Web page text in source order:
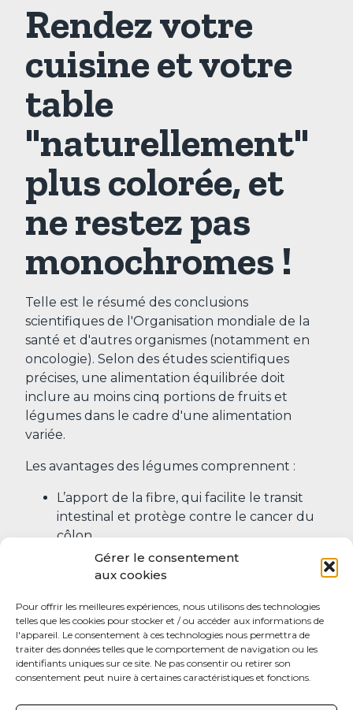
Gérer le consentement
aux cookies
Pour offrir les meilleures expériences, nous utilisons des technologies
telles que les cookies pour stocker et / ou accéder aux informations de
l'appareil. Le consentement à ces technologies nous permettra de
traiter des données telles que le comportement de navigation ou les
identifiants uniques sur ce site. Ne pas consentir ou retirer son
consentement peut nuire à certaines caractéristiques et fonctions.
Rendez votre
cuisine et votre
table
"naturellement"
plus colorée, et
ne restez pas
monochromes !
Telle est le résumé des conclusions
scientifiques de l'Organisation mondiale de la
santé et d'autres organismes (notamment en
oncologie). Selon des études scientifiques
précises, une alimentation équilibrée doit
inclure au moins cinq portions de fruits et
légumes dans le cadre d'une alimentation
variée.
Les avantages des légumes comprennent :
L’apport de la fibre, qui facilite le transit
intestinal et protège contre le cancer du
côlon
Une forte concentration en vitamines
antioxydantes (surtout chez les plantes
L'apport en minéraux tels que le
potassium, qui aide à maintenir la masse
osseuse, la pression artérielle basse et
empêche la formation de calculs rénaux